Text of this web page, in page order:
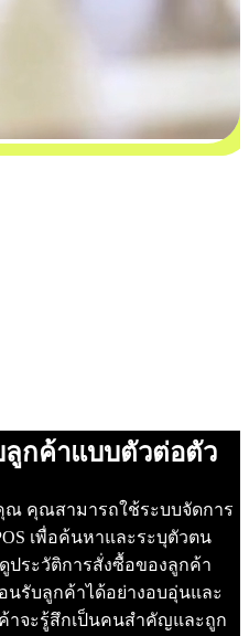
กค้าแบบตัวต่อตัว
ณ คุณสามารถใช้ระบบจัดการ
เพื่อค้นหาและระบุตัวตน
ประวัติการสั่งซื้อของลูกค้า
รับลูกค้าได้อย่างอบอุ่นและ
าจะรู้สึกเป็นคนสำคัญและถูก